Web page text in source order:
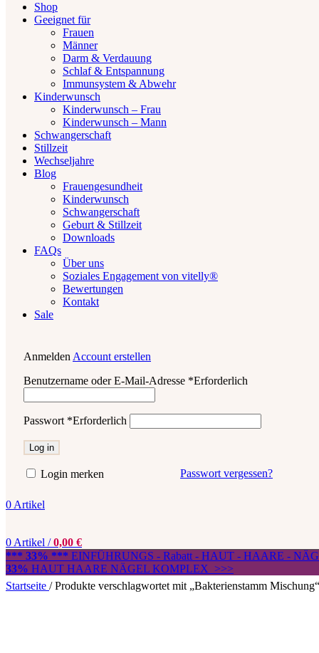
Shop
Geeignet für
Frauen
Männer
Darm & Verdauung
Schlaf & Entspannung
Immunsystem & Abwehr
Kinderwunsch
Kinderwunsch – Frau
Kinderwunsch – Mann
Schwangerschaft
Stillzeit
Wechseljahre
Blog
Frauengesundheit
Kinderwunsch
Schwangerschaft
Geburt & Stillzeit
Downloads
FAQs
Über uns
Soziales Engagement von vitelly®
Bewertungen
Kontakt
Sale
Anmelden Account erstellen
Benutzername oder E-Mail-Adresse *Erforderlich
Passwort *Erforderlich
Log in
Passwort vergessen?
Login merken
0 Artikel
0 Artikel / 0,00 €
*** 33% *** EINFÜHRUNGS - Rabatt - HAUT - HAARE -
33% HAUT HAARE NÄGEL KOMPLEX >>>
Startseite / Produkte verschlagwortet mit „Bakterienstamm Mischung“